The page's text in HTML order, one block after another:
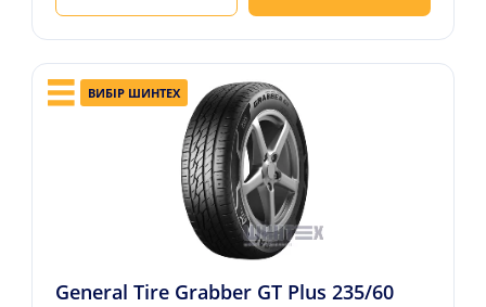
ВИБІР ШИНТЕХ
General Tire Grabber GT Plus 235/60